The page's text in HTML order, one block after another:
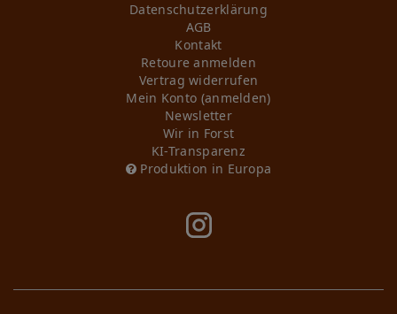
Daten­schutz­erklärung
AGB
Kontakt
Retoure anmelden
Vertrag widerrufen
Mein Konto (anmelden)
Newsletter
Wir in Forst
KI-Transparenz
Produktion in Europa